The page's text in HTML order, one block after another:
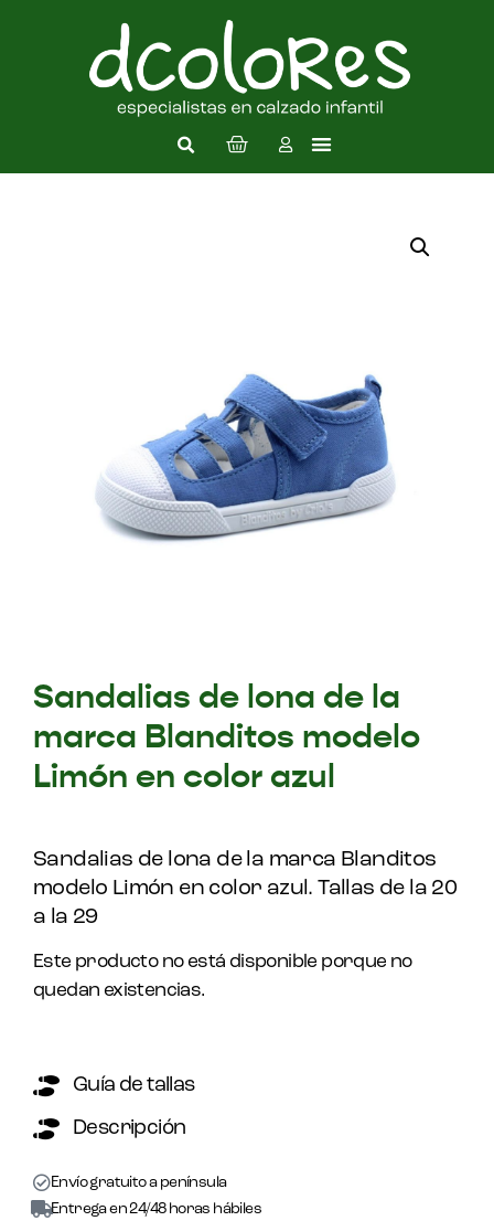
Sandalias de lona de la
marca Blanditos modelo
Limón en color azul
Sandalias de lona de la marca Blanditos
modelo Limón en color azul. Tallas de la 20
a la 29
Este producto no está disponible porque no
quedan existencias.
Guía de tallas
Descripción
Envío gratuito a península
Entrega en 24/48 horas hábiles